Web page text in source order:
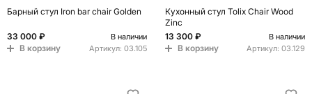
Барный стул Iron bar chair Golden
33 000 ₽ В наличии
В корзину Артикул: 03.105
Кухонный стул Tolix Chair Wood
Zinc
13 300 ₽
В наличии
В корзину Артикул: 03.129